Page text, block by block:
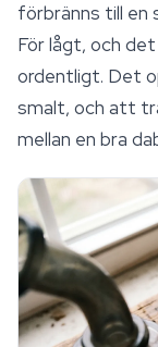
förbränns till en
För lågt, och
ordentligt. Det
smalt, och att
mellan en bra